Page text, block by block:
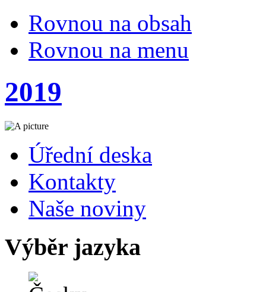
Rovnou na obsah
Rovnou na menu
2019
Úřední deska
Kontakty
Naše noviny
Výběr jazyka